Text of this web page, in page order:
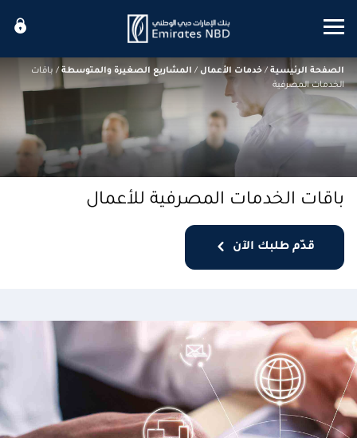
Mobile menu
الصفحة الرئيسية / خدمات الأعمال / المشاريع الصغيرة والمتوسطة / باقات
الخدمات المصرفية
باقات الخدمات المصرفية للأعمال
قدّم طلبك الآن